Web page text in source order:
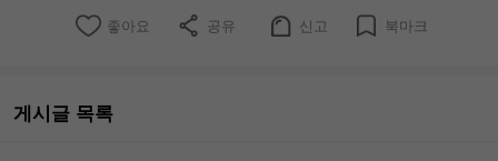
좋아요 공유 신고 북마크
게시글 목록